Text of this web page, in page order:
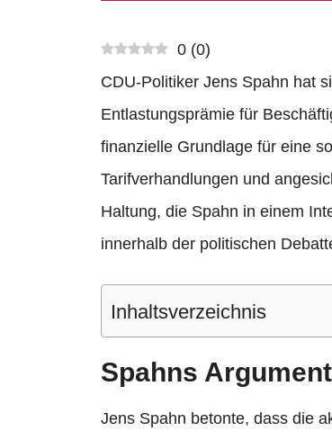
0 (0)
CDU-Politiker Jens Spahn hat
Entlastungsprämie für
finanzielle Grundlage für eine
Tarifverhandlungen und
Haltung, die Spahn in einem
innerhalb der politischen
Inhaltsverzeichnis
Spahns
Jens Spahn betonte, dass die